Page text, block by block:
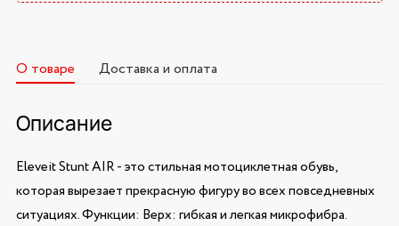
О товаре Доставка и оплата
Описание
Eleveit Stunt AIR - это стильная мотоциклетная обувь,
которая вырезает прекрасную фигуру во всех повседневных
ситуациях. Функции: Верх: гибкая и легкая микрофибра.